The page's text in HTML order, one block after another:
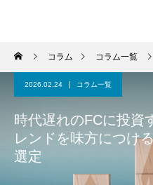
コラム コラム一覧
2026.02.24 コラム一覧
時代遅れのFCに投資
レンドを味方につけ
選定